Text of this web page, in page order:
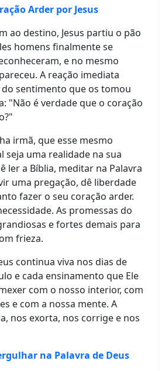
Arder por Jesus
ao destino, Jesus partiu o pão
homens finalmente se
e no mesmo
A reação imediata
sentimento que os tomou
"Não é verdade que o coração
irmã, que esse mesmo
seja uma realidade na sua
ler a Bíblia, meditar na Palavra
uma pregação, dê liberdade
fazer o seu coração arder.
As promessas do
e fortes demais para
frieza.
continua viva nos dias de
e cada ensinamento que Ele
com o nosso interior, com
e com a nossa mente. A
nos exorta, nos corrige e nos
na Palavra de Deus